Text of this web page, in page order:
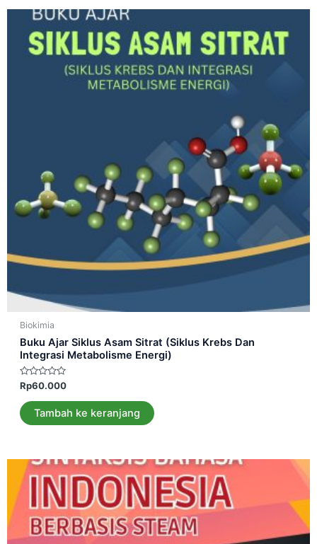
Biokimia
Buku Ajar Siklus Asam Sitrat (Siklus Krebs Dan
Integrasi Metabolisme Energi)
Dinilai
0
dari
5
Rp60.000
Tambah ke keranjang